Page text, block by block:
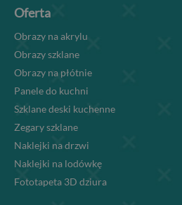
Oferta
Obrazy na akrylu
Obrazy szklane
Obrazy na płótnie
Panele do kuchni
Szklane deski kuchenne
Zegary szklane
Naklejki na drzwi
Naklejki na lodówkę
Fototapeta 3D dziura